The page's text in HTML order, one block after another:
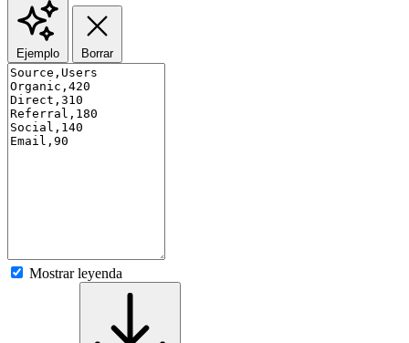
Ejemplo Borrar
Mostrar leyenda